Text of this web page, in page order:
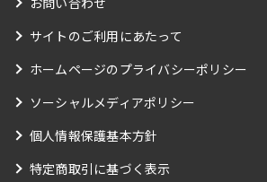
サイトのご利用にあたって
ホームページのプライバシーポリシー
ソーシャルメディアポリシー
個人情報保護基本方針
特定商取引に基づく表示